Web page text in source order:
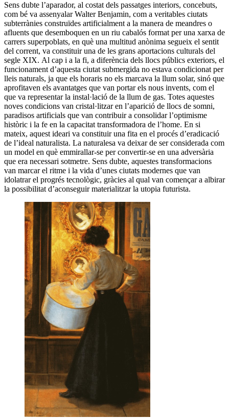
Sens dubte l’aparador, al costat dels passatges interiors, concebuts,
com bé va assenyalar Walter Benjamin, com a veritables ciutats
subterrànies construïdes artificialment a la manera de meandres o
afluents que desemboquen en un riu cabalós format per una xarxa de
carrers superpoblats, en què una multitud anònima segueix el sentit
del corrent, va constituir una de les grans aportacions culturals del
segle XIX. Al cap i a la fi, a diferència dels llocs públics exteriors, el
funcionament d’aquesta ciutat submergida no estava condicionat per
lleis naturals, ja que els horaris no els marcava la llum solar, sinó que
aprofitaven els avantatges que van portar els nous invents, com el
que va representar la instal·lació de la llum de gas. Totes aquestes
noves condicions van cristal·litzar en l’aparició de llocs de somni,
paradisos artificials que van contribuir a consolidar l’optimisme
històric i la fe en la capacitat transformadora de l’home. En si
mateix, aquest ideari va constituir una fita en el procés d’eradicació
de l’ideal naturalista. La naturalesa va deixar de ser considerada com
un model en què emmirallar-se per convertir-se en una adversària
que era necessari sotmetre. Sens dubte, aquestes transformacions
van marcar el ritme i la vida d’unes ciutats modernes que van
idolatrar el progrés tecnològic, gràcies al qual van començar a albirar
la possibilitat d’aconseguir materialitzar la utopia futurista.